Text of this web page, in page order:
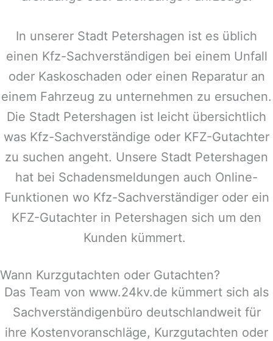
In unserer Stadt Petershagen ist es üblich
einen Kfz-Sachverständigen bei einem Unfall
oder Kaskoschaden oder einen Reparatur an
einem Fahrzeug zu unternehmen zu ersuchen.
Die Stadt Petershagen ist leicht übersichtlich
was Kfz-Sachverständige oder KFZ-Gutachter
zu suchen angeht. Unsere Stadt Petershagen
hat bei Schadensmeldungen auch Online-
Funktionen wo Kfz-Sachverständiger oder ein
KFZ-Gutachter in Petershagen sich um den
Kunden kümmert.
Wann Kurzgutachten oder Gutachten?
Das Team von www.24kv.de kümmert sich als
Sachverständigenbüro deutschlandweit für
ihre Kostenvoranschläge, Kurzgutachten oder